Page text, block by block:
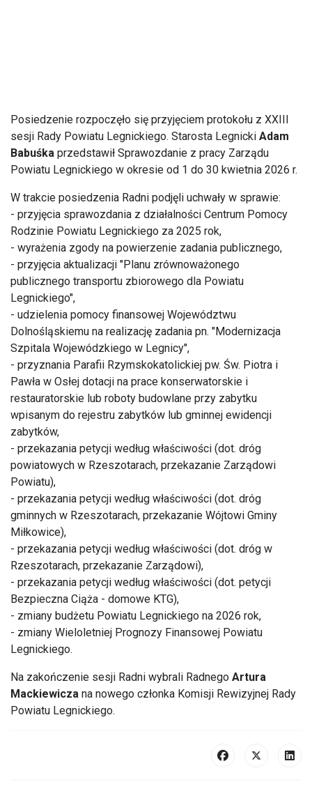
Posiedzenie rozpoczęło się przyjęciem protokołu z XXIII
sesji Rady Powiatu Legnickiego. Starosta Legnicki Adam
Babuśka przedstawił Sprawozdanie z pracy Zarządu
Powiatu Legnickiego w okresie od 1 do 30 kwietnia 2026 r.
W trakcie posiedzenia Radni podjęli uchwały w sprawie:
- przyjęcia sprawozdania z działalności Centrum Pomocy
Rodzinie Powiatu Legnickiego za 2025 rok,
- wyrażenia zgody na powierzenie zadania publicznego,
- przyjęcia aktualizacji "Planu zrównoważonego
publicznego transportu zbiorowego dla Powiatu
Legnickiego",
- udzielenia pomocy finansowej Województwu
Dolnośląskiemu na realizację zadania pn. "Modernizacja
Szpitala Wojewódzkiego w Legnicy",
- przyznania Parafii Rzymskokatolickiej pw. Św. Piotra i
Pawła w Osłej dotacji na prace konserwatorskie i
restauratorskie lub roboty budowlane przy zabytku
wpisanym do rejestru zabytków lub gminnej ewidencji
zabytków,
- przekazania petycji według właściwości (dot. dróg
powiatowych w Rzeszotarach, przekazanie Zarządowi
Powiatu),
- przekazania petycji według właściwości (dot. dróg
gminnych w Rzeszotarach, przekazanie Wójtowi Gminy
Miłkowice),
- przekazania petycji według właściwości (dot. dróg w
Rzeszotarach, przekazanie Zarządowi),
- przekazania petycji według właściwości (dot. petycji
Bezpieczna Ciąża - domowe KTG),
- zmiany budżetu Powiatu Legnickiego na 2026 rok,
- zmiany Wieloletniej Prognozy Finansowej Powiatu
Legnickiego.
Na zakończenie sesji Radni wybrali Radnego Artura
Mackiewicza na nowego członka Komisji Rewizyjnej Rady
Powiatu Legnickiego.